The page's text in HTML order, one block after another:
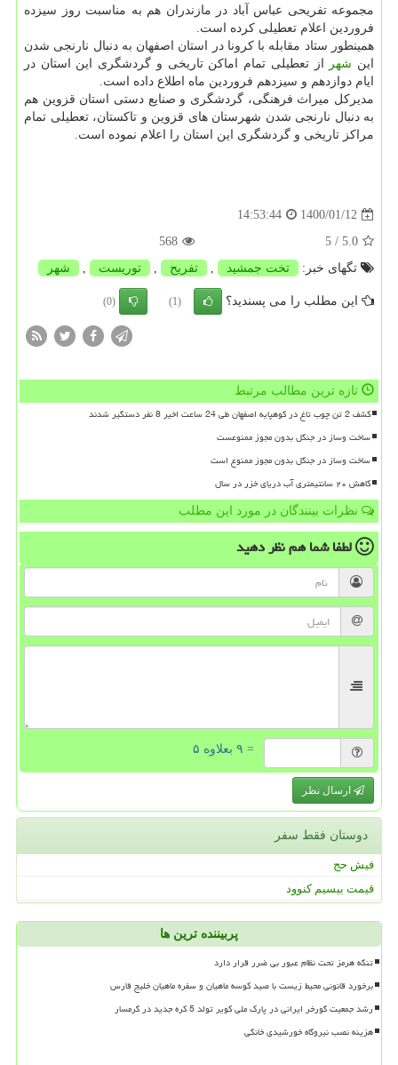
مجموعه تفریحی عباس آباد در مازندران هم به مناسبت روز سیزده
فروردین اعلام تعطیلی کرده است.
همینطور ستاد مقابله با کرونا در استان اصفهان به دنبال نارنجی شدن
این شهر
از تعطیلی تمام اماکن تاریخی و گردشگری این استان در
ایام دوازدهم و سیزدهم فروردین ماه اطلاع داده است.
مدیرکل میراث فرهنگی، گردشگری و صنایع دستی استان قزوین هم
به دنبال نارنجی شدن شهرستان های قزوین و تاکستان، تعطیلی تمام
مراکز تاریخی و گردشگری این استان را اعلام نموده است.
1400/01/12
14:53:44
5.0
/ 5
568
تگهای خبر:
تخت جمشید , تفریح , توریست , شهر
این مطلب را می پسندید؟ (1)
(0)
تازه ترین مطالب مرتبط
کشف 2 تن چوب تاغ در کوهپایه اصفهان طی 24 ساعت اخیر 8 نفر دستگیر شدند
ساخت وساز در جنگل بدون مجوز ممنوعست
ساخت وساز در جنگل بدون مجوز ممنوع است
کاهش ۲۰ سانتیمتری آب دریای خزر در سال
نظرات بینندگان در مورد این مطلب
لطفا شما همنظر دهید
= ۹ بعلاوه ۵
ارسال نظر
دوستان فقط سفر
فیش حج
قیمت بیسیم کنوود
پربیننده ترین ها
تنگه هرمز تحت نظام عبور بی ضرر قرار دارد
برخورد قانونی محیط زیست با صید کوسه ماهیان و سفره ماهیان خلیج فارس
رشد جمعیت گورخر ایرانی در پارک ملی کویر تولد 5 کره جدید در گرمسار
هزینه نصب نیروگاه خورشیدی خانگی